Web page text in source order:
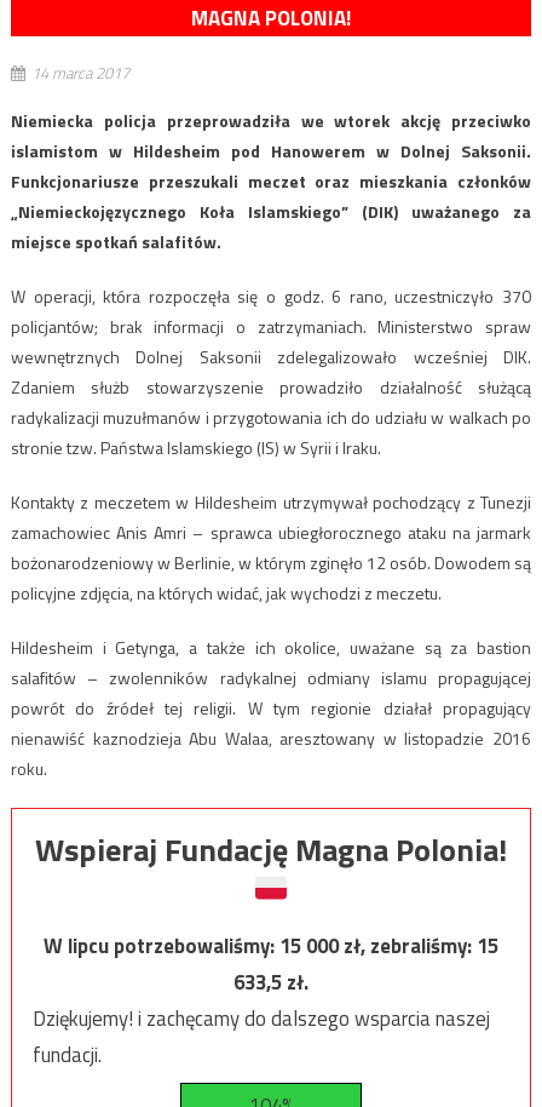
MAGNA POLONIA!
14 marca 2017
Niemiecka policja przeprowadziła we wtorek akcję przeciwko
islamistom w Hildesheim pod Hanowerem w Dolnej Saksonii.
Funkcjonariusze przeszukali meczet oraz mieszkania członków
„Niemieckojęzycznego Koła Islamskiego” (DIK) uważanego za
miejsce spotkań salafitów.
W operacji, która rozpoczęła się o godz. 6 rano, uczestniczyło 370
policjantów; brak informacji o zatrzymaniach. Ministerstwo spraw
wewnętrznych Dolnej Saksonii zdelegalizowało wcześniej DIK.
Zdaniem służb stowarzyszenie prowadziło działalność służącą
radykalizacji muzułmanów i przygotowania ich do udziału w walkach po
stronie tzw. Państwa Islamskiego (IS) w Syrii i Iraku.
Kontakty z meczetem w Hildesheim utrzymywał pochodzący z Tunezji
zamachowiec Anis Amri – sprawca ubiegłorocznego ataku na jarmark
bożonarodzeniowy w Berlinie, w którym zginęło 12 osób. Dowodem są
policyjne zdjęcia, na których widać, jak wychodzi z meczetu.
Hildesheim i Getynga, a także ich okolice, uważane są za bastion
salafitów – zwolenników radykalnej odmiany islamu propagującej
powrót do źródeł tej religii. W tym regionie działał propagujący
nienawiść kaznodzieja Abu Walaa, aresztowany w listopadzie 2016
roku.
Wspieraj Fundację Magna Polonia!
W lipcu potrzebowaliśmy:15 000zł, zebraliśmy:15
633,5zł.
Dziękujemy! i zachęcamy do dalszego wsparcia naszej
fundacji.